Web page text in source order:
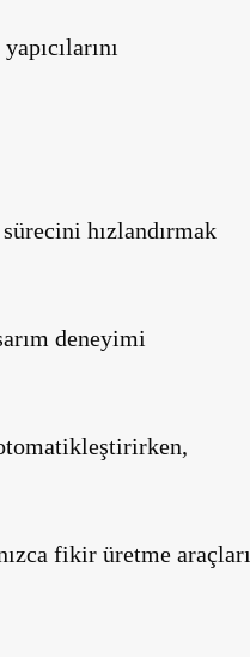
hızlandırmak
deneyimi
fikir üretme araçları